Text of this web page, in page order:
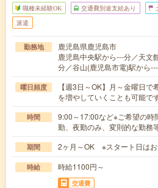
職種未経験OK 交通費別途支給あり
派遣
勤務地
鹿児島県鹿児島市
鹿児島中央駅から---分／天文
分／谷山(鹿児島市電)駅から
曜日頻度
【週3日～OK】月～金曜日
を増やしていくことも可能で
時間
9:00～17:00など※ご希望の時
勤、夜勤のみ、変則的な勤務
期間 2ヶ月～OK ※スタート日はお
時給 時給1100円～
交通費